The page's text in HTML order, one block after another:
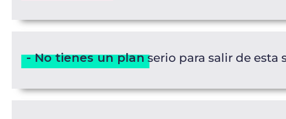
- No tienes un plan serio para salir de esta